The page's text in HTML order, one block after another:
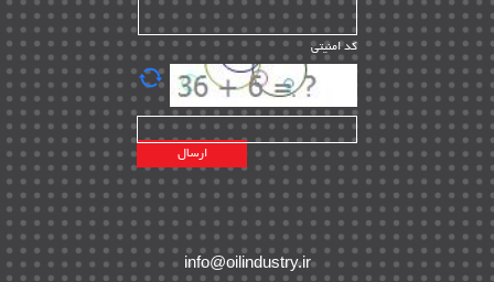
تأمین کالا | ۱۳
EPC | ۲۰
پیمانکاران بین المللی | ۸
اطلاعات انرژی کشورها | ۱۴
پروژه های خارجی | ۱۵
نقشه های نفت و گاز خارجی | ۱۰
شرکت های نفتی | ۱۴
پلانت های فعال | ۴۰
کد امنیتی
info@oilindustry.ir